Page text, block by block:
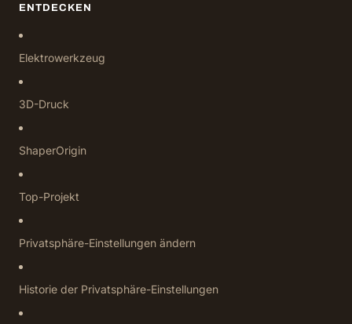
ENTDECKEN
Elektrowerkzeug
3D-Druck
ShaperOrigin
Top-Projekt
Privatsphäre-Einstellungen ändern
Historie der Privatsphäre-Einstellungen